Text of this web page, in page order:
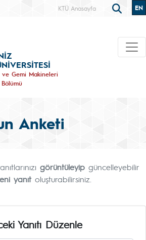
KTÜ Anasayfa EN
ve Gemi Makineleri
Anketi
görüntüleyip güncelleyebilir
yanıt oluşturabilirsiniz.
Yanıtı Düzenle